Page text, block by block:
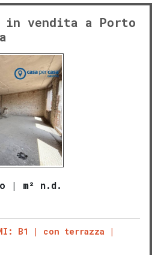
in vendita a Porto
| m² n.d.
B1 con terrazza